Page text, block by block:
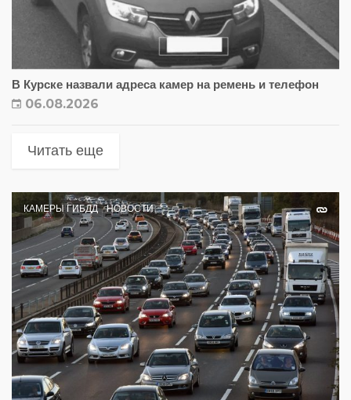
В Курске назвали адреса камер на ремень и телефон
06.08.2026
Читать еще
КАМЕРЫ ГИБДД НОВОСТИ